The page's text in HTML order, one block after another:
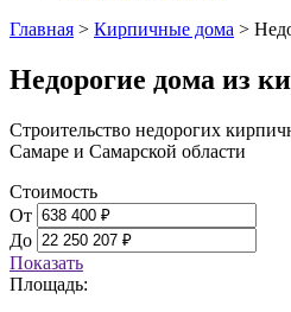
Главная > Кирпичные дома >
Недорогие дома из
Строительство недорогих
Самаре и Самарской области
Стоимость
От
До
Показать
Площадь: